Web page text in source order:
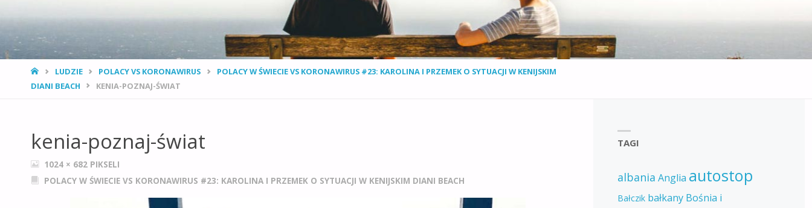
STRONA
GŁÓWNA
LUDZIE POLACY VS KORONAWIRUS
POLACY W ŚWIECIE VS KORONAWIRUS #23: KAROLINA I PRZEMEK O SYTUACJI W KENIJSKIM
DIANI BEACH
KENIA-POZNAJ-ŚWIAT
kenia-poznaj-świat
PEŁNY
ROZMIAR
1024 × 682 PIKSELI
POLACY W ŚWIECIE VS KORONAWIRUS #23: KAROLINA I PRZEMEK O SYTUACJI W KENIJSKIM DIANI BEACH
TAGI
albania Anglia autostop
Bałczik bałkany Bośnia i